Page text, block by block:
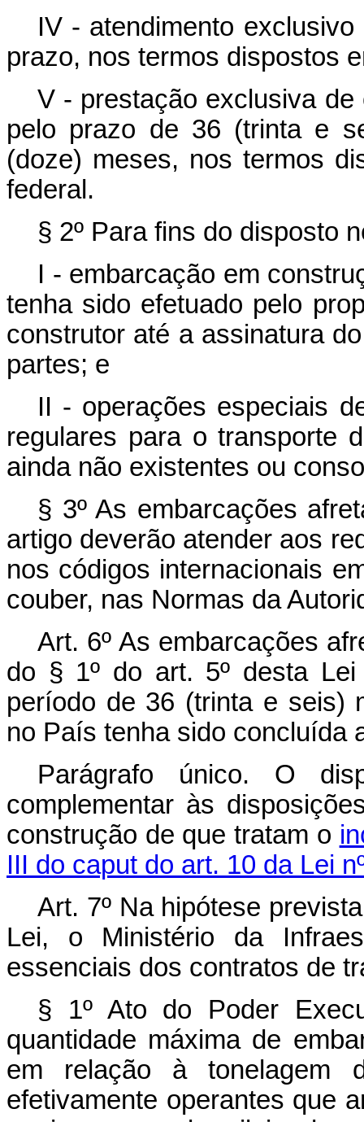
IV - atendimento
prazo, nos termos dispostos
V - prestação exclusiva
pelo prazo de 36 (trinta e
(doze) meses, nos termos
federal.
§ 2º Para fins do disposto
I - embarcação em
tenha sido efetuado pelo
construtor até a assinatura
partes; e
II - operações especiais
regulares para o transporte
ainda não existentes ou
§ 3º As embarcações
artigo deverão atender aos
nos códigos internacionais
couber, nas Normas da
Art. 6º As embarcações
do § 1º do art. 5º desta
período de 36 (trinta e seis)
no País tenha sido concluída
Parágrafo único. O
complementar às
construção de que tratam o
III do caput do art. 10 da Lei
Art. 7º Na hipótese
Lei, o Ministério da
essenciais dos contratos de
§ 1º Ato do Poder
quantidade máxima de
em relação à tonelagem
efetivamente operantes que